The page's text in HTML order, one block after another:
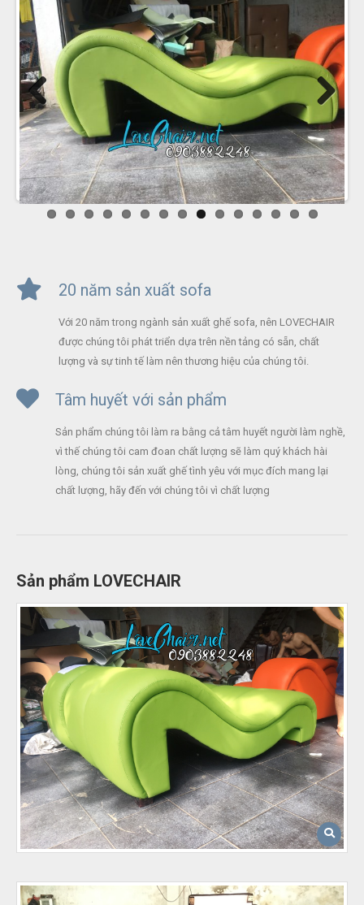
Previous Next
20 năm sản xuất sofa
Với 20 năm trong ngành sản xuất ghế sofa, nên LOVECHAIR
được chúng tôi phát triển dựa trên nền tảng có sẵn, chất
lượng và sự tinh tế làm nên thương hiệu của chúng tôi.
Tâm huyết với sản phẩm
Sản phẩm chúng tôi làm ra bằng cả tâm huyết người làm nghề,
vì thế chúng tôi cam đoan chất lượng sẽ làm quý khách hài
lòng, chúng tôi sản xuất ghế tình yêu với mục đích mang lại
chất lượng, hãy đến với chúng tôi vì chất lượng
Sản phẩm LOVECHAIR